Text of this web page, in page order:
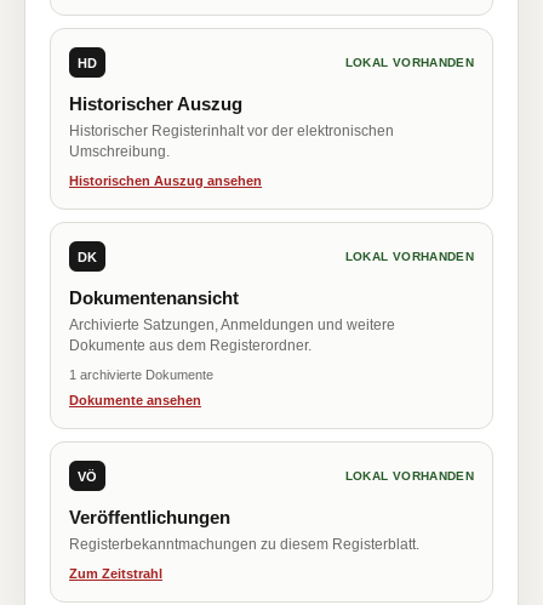
HD LOKAL VORHANDEN
Historischer Auszug
Historischer Registerinhalt vor der elektronischen
Umschreibung.
Historischen Auszug ansehen
DK LOKAL VORHANDEN
Dokumentenansicht
Archivierte Satzungen, Anmeldungen und weitere
Dokumente aus dem Registerordner.
1 archivierte Dokumente
Dokumente ansehen
VÖ LOKAL VORHANDEN
Veröffentlichungen
Registerbekanntmachungen zu diesem Registerblatt.
Zum Zeitstrahl